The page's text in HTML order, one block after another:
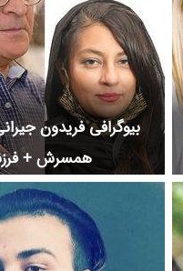
بیوگرافی فریدون
همسرش +